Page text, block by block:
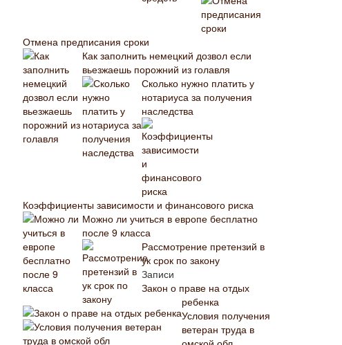
Отмена предписания сроки
Как заполнить немецкий дозвол если
вьезжаешь порожний из голавля
Сколько нужно платить у
нотариуса за получения
наследства
Коэффициенты зависимости и финансового риска
Можно ли учиться в европе бесплатно
после 9 класса
Рассмотрение претензий в
ук срок по закону
Записи
Закон о праве на отдых
ребенка
Условия получения
ветеран труда в